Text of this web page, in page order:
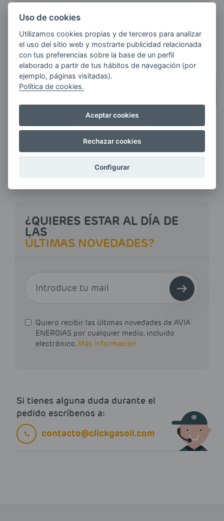
CÓDIGO POSTAL / MUNICIPIO
CANTIDAD
Haz tu pedido
¿QUIERES ESTAR AL DÍA DE
LAS
ÚLTIMAS NOVEDADES?
Quiero recibir las últimas novedades de AVIA
ENERGIAS por cualquier medio, incluido
electrónico. Más información
Si tienes alguna duda durante el
pedido escríbenos a:
contacto@clickgasoil.com
Uso de cookies
Utilizamos cookies propias y de terceros para analizar
el uso del sitio web y mostrarte publicidad relacionada
con tus preferencias sobre la base de un perfil
elaborado a partir de tus hábitos de navegación (por
ejemplo, páginas visitadas).
Política de cookies.
Aceptar cookies
Rechazar cookies
Configurar